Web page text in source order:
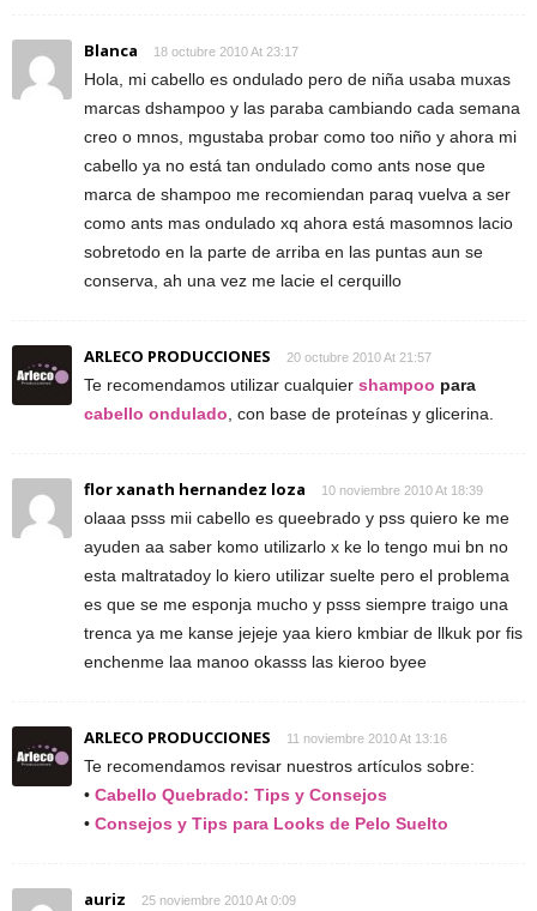
Blanca 18 octubre 2010 At 23:17
Hola, mi cabello es ondulado pero de niña usaba muxas
marcas dshampoo y las paraba cambiando cada semana
creo o mnos, mgustaba probar como too niño y ahora mi
cabello ya no está tan ondulado como ants nose que
marca de shampoo me recomiendan paraq vuelva a ser
como ants mas ondulado xq ahora está masomnos lacio
sobretodo en la parte de arriba en las puntas aun se
conserva, ah una vez me lacie el cerquillo
ARLECO PRODUCCIONES 20 octubre 2010 At 21:57
Te recomendamos utilizar cualquier shampoo para
cabello ondulado , con base de proteínas y glicerina.
flor xanath hernandez loza 10 noviembre 2010 At 18:39
olaaa psss mii cabello es queebrado y pss quiero ke me
ayuden aa saber komo utilizarlo x ke lo tengo mui bn no
esta maltratadoy lo kiero utilizar suelte pero el problema
es que se me esponja mucho y psss siempre traigo una
trenca ya me kanse jejeje yaa kiero kmbiar de llkuk por fis
enchenme laa manoo okasss las kieroo byee
ARLECO PRODUCCIONES 11 noviembre 2010 At 13:16
Te recomendamos revisar nuestros artículos sobre:
• Cabello Quebrado: Tips y Consejos
• Consejos y Tips para Looks de Pelo Suelto
auriz 25 noviembre 2010 At 0:09